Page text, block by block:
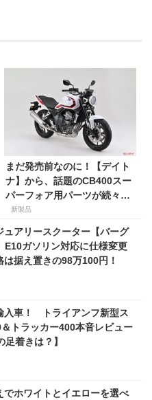
まだ発売前なのに！【デイト
ナ】から、話題のCB400スー
パーフォア用パーツが続々登
場！
新製品
ュアリースクーター【バーグ
E10ガソリン対応に仕様変更
は据え置きの98万100円！
入車！ トライアンフ新型ス
トラッカー400本音レビュー
足着きは？】
でホワイトとイエローを選べ